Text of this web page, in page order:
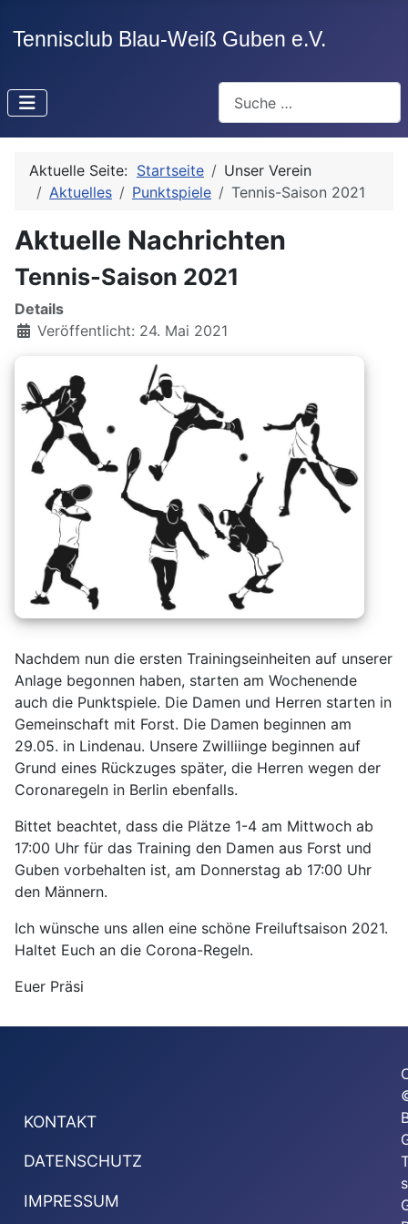
Aktuelle Seite: Startseite
Unser Verein
Aktuelles
Punktspiele Tennis-Saison 2021
Aktuelle Nachrichten
Tennis-Saison 2021
Details
Veröffentlicht: 24. Mai 2021
Nachdem nun die ersten Trainingseinheiten auf unserer
Anlage begonnen haben, starten am Wochenende
auch die Punktspiele. Die Damen und Herren starten in
Gemeinschaft mit Forst. Die Damen beginnen am
29.05. in Lindenau. Unsere Zwilliinge beginnen auf
Grund eines Rückzuges später, die Herren wegen der
Coronaregeln in Berlin ebenfalls.
Bittet beachtet, dass die Plätze 1-4 am Mittwoch ab
17:00 Uhr für das Training den Damen aus Forst und
Guben vorbehalten ist, am Donnerstag ab 17:00 Uhr
den Männern.
Ich wünsche uns allen eine schöne Freiluftsaison 2021.
Haltet Euch an die Corona-Regeln.
Euer Präsi
KONTAKT
DATENSCHUTZ
IMPRESSUM